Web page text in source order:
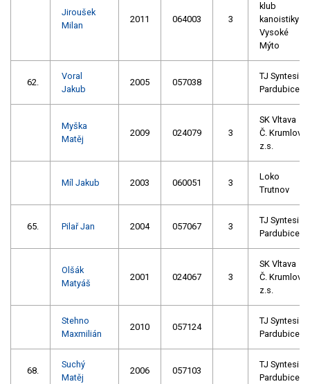
Jiroušek
Milan
2011 064003 3
klub
kanoistiky
Vysoké
Mýto
62.
Voral
Jakub
2005 057038
TJ Syntesia
Pardubice
Myška
Matěj
2009 024079 3
SK Vltava
Č. Krumlov
z.s.
Míl Jakub 2003 060051 3
Loko
Trutnov
65. Pilař Jan 2004 057067 3
TJ Syntesia
Pardubice
Olšák
Matyáš
2001 024067 3
SK Vltava
Č. Krumlov
z.s.
Stehno
Maxmilián
2010 057124
TJ Syntesia
Pardubice
68.
Suchý
Matěj
2006 057103
TJ Syntesia
Pardubice